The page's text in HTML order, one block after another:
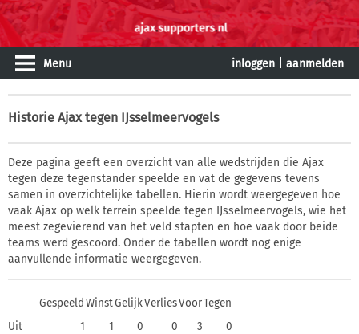
Menu inloggen aanmelden
Historie Ajax tegen IJsselmeervogels
Deze pagina geeft een overzicht van alle wedstrijden die Ajax
tegen deze tegenstander speelde en vat de gegevens tevens
samen in overzichtelijke tabellen. Hierin wordt weergegeven hoe
vaak Ajax op welk terrein speelde tegen IJsselmeervogels, wie het
meest zegevierend van het veld stapten en hoe vaak door beide
teams werd gescoord. Onder de tabellen wordt nog enige
aanvullende informatie weergegeven.
Gespeeld WinstGelijkVerliesVoorTegen
Uit
1 1 0 0 3
0